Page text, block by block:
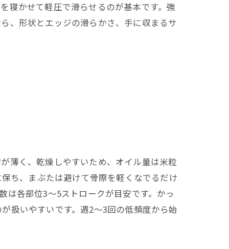
寝かせて軽圧で滑らせるのが基本です。強
、形状とエッジの滑らかさ、手に収まるサ
薄く、乾燥しやすいため、オイル量は米粒
ち、まぶたは避けて骨際を軽くなでるだけ
は各部位3〜5ストロークが目安です。かっ
扱いやすいです。週2〜3回の低頻度から始